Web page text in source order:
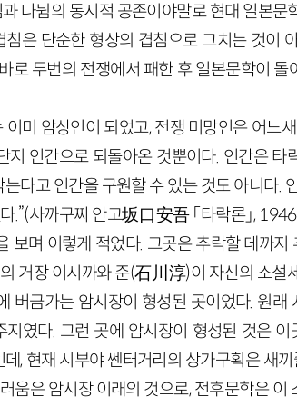
나뉨의 동시적 공존이야말로 현대 일본문
은 단순한 형상의 겹침으로 그치는 것이
로 두번의 전쟁에서 패한 후 일본문학이
미 암상인이 되었고, 전쟁 미망인은 어느
지 인간으로 되돌아온 것뿐이다. 인간은
다고 인간을 구원할 수 있는 것도 아니다.
.”(사까구찌 안고坂口安吾 「타락론」,
보며 이렇게 적었다. 그곳은 추락할 데까
거장 이시까와 준(石川淳)이 자신의 소설
버금가는 암시장이 형성된 곳이었다. 원래
였다. 그런 곳에 암시장이 형성된 것은
, 현재 시부야 쎈터거리의 상가구획은 새
움은 암시장 이래의 것으로, 전후문학은 이